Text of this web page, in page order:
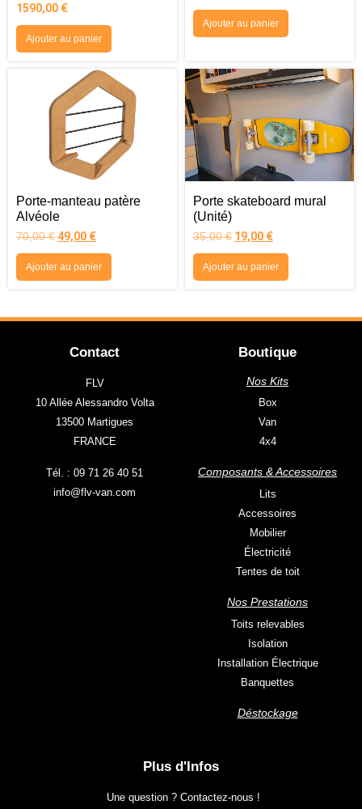
1590,00 €
Ajouter au panier
Ajouter au panier
Porte-manteau patère
Alvéole
70,00€49,00 €
Ajouter au panier
Porte skateboard mural
(Unité)
35,00€ 19,00 €
Ajouter au panier
Contact
FLV
10 Allée Alessandro Volta
13500 Martigues
FRANCE
Tél. : 09 71 26 40 51
info@flv-van.com
Boutique
Nos Kits
Box
Van
4x4
Composants & Accessoires
Lits
Accessoires
Mobilier
Électricité
Tentes de toit
Nos Prestations
Toits relevables
Isolation
Installation Électrique
Banquettes
Déstockage
Plus d'Infos
Une question ? Contactez-nous !